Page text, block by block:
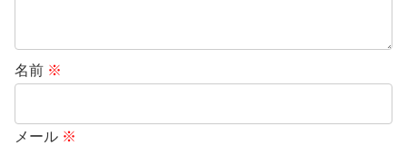
名前 ※
メール ※